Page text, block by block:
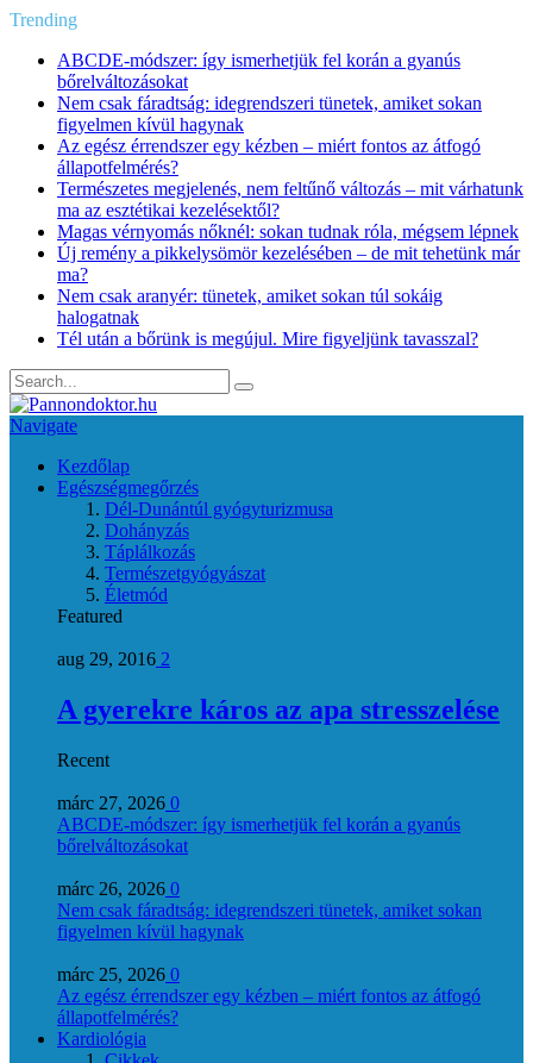
Trending
ABCDE‑módszer: így ismerhetjük fel korán a gyanús
bőrelváltozásokat
Nem csak fáradtság: idegrendszeri tünetek, amiket sokan
figyelmen kívül hagynak
Az egész érrendszer egy kézben – miért fontos az átfogó
állapotfelmérés?
Természetes megjelenés, nem feltűnő változás – mit várhatunk
ma az esztétikai kezelésektől?
Magas vérnyomás nőknél: sokan tudnak róla, mégsem lépnek
Új remény a pikkelysömör kezelésében – de mit tehetünk már
ma?
Nem csak aranyér: tünetek, amiket sokan túl sokáig
halogatnak
Tél után a bőrünk is megújul. Mire figyeljünk tavasszal?
Navigate
Kezdőlap
Egészségmegőrzés
Dél-Dunántúl gyógyturizmusa
Dohányzás
Táplálkozás
Természetgyógyászat
Életmód
Featured
aug 29, 2016 2
A gyerekre káros az apa stresszelése
Recent
márc 27, 2026 0
ABCDE‑módszer: így ismerhetjük fel korán a gyanús
bőrelváltozásokat
márc 26, 2026 0
Nem csak fáradtság: idegrendszeri tünetek, amiket sokan
figyelmen kívül hagynak
márc 25, 2026 0
Az egész érrendszer egy kézben – miért fontos az átfogó
állapotfelmérés?
Kardiológia